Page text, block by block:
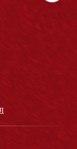
de